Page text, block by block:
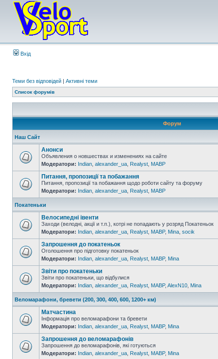
Вхід
Теми без відповідей | Активні теми
Список форумів
Форум
Наш Сайт
Анонси
Объявления о новшествах и изменениях на сайте
Модератори: Indian alexander_ua Realyst MABP
Питання, пропозиції та побажання
Питання, пропозиції та побажання щодо роботи сайту та форуму
Модератори: Indian alexander_ua Realyst MABP
Покатеньки
Велосипедні івенти
Заходи (велодні, акції и т.п.), котрі не попадають у розряд Покатеньок
Модератори: Indian alexander_ua Realyst MABP, Mina socik
Запрошення до покатеньок
Оголошення про підготовку покатеньок
Модератори: Indian alexander_ua Realyst MABP, Mina
Звіти про покатеньки
Звіти про покатеньки, що відбулися
Модератори: Indian alexander_ua Realyst MABP, AlexN10 Mina
Веломарафони, бревети (200, 300, 400, 600, 1200+ км)
Матчастина
Інформація про веломарафони та бревети
Модератори: Indian alexander_ua Realyst MABP, Mina
Запрошення до веломарафонів
Запрошення до веломарафонів, які готуються
Модератори: Indian alexander_ua Realyst MABP, Mina